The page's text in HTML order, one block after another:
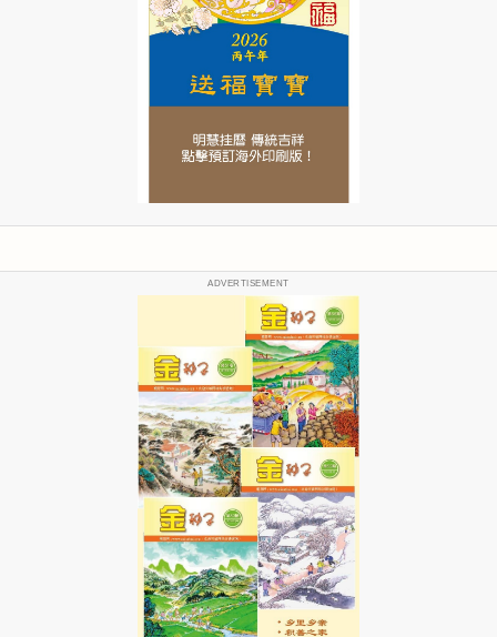
ADVERTISEMENT